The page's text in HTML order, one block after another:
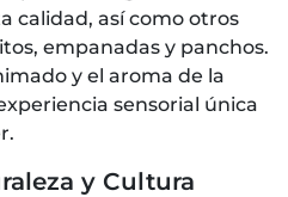
calidad, así como otros
empanadas y panchos.
y el aroma de la
sensorial única
y Cultura